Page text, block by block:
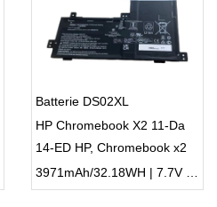
Batterie DS02XL
HP Chromebook X2 11-Da
14-ED HP, Chromebook x2
11-da Series
3971mAh/32.18WH | 7.7V | Li-ion ...